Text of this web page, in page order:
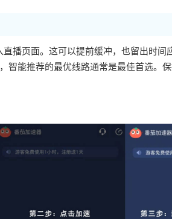
播页面。这可以提前缓冲，也留出时
智能推荐的最优线路通常是最佳首选。